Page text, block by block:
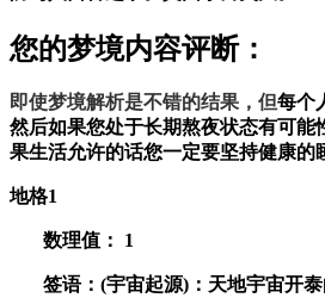
您的梦境内容评断：
即使梦境解析是不错的结果，但每个
然后如果您处于长期熬夜状态有可
果生活允许的话您一定要坚持健康的
地格1
数理值： 1
签语：(宇宙起源)：天地宇宙开泰